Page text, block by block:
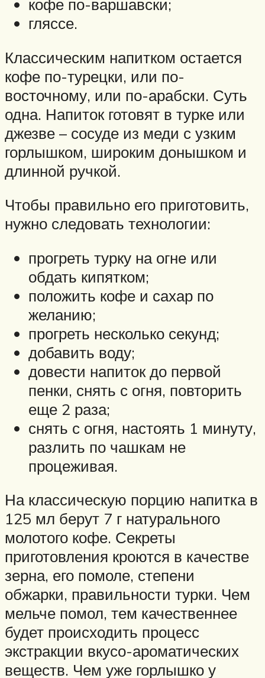
кофе по-варшавски;
гляссе.
Классическим напитком остается
кофе по-турецки, или по-
восточному, или по-арабски. Суть
одна. Напиток готовят в турке или
джезве – сосуде из меди с узким
горлышком, широким донышком и
длинной ручкой.
Чтобы правильно его приготовить,
нужно следовать технологии:
прогреть турку на огне или
обдать кипятком;
положить кофе и сахар по
желанию;
прогреть несколько секунд;
добавить воду;
довести напиток до первой
пенки, снять с огня, повторить
еще 2 раза;
снять с огня, настоять 1 минуту,
разлить по чашкам не
процеживая.
На классическую порцию напитка в
125 мл берут 7 г натурального
молотого кофе. Секреты
приготовления кроются в качестве
зерна, его помоле, степени
обжарки, правильности турки. Чем
мельче помол, тем качественнее
будет происходить процесс
экстракции вкусо-ароматических
веществ. Чем уже горлышко у